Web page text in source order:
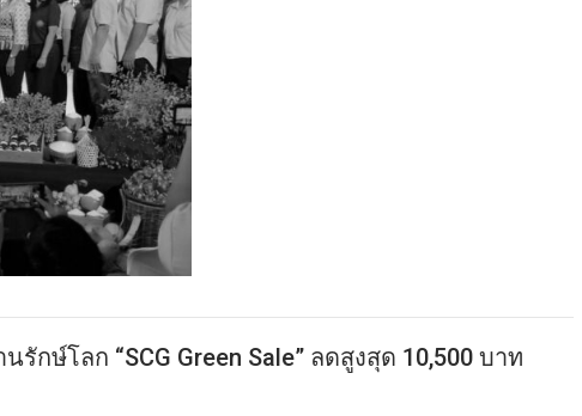
กษ์โลก “SCG Green Sale” ลดสูงสุด 10,500 บาท